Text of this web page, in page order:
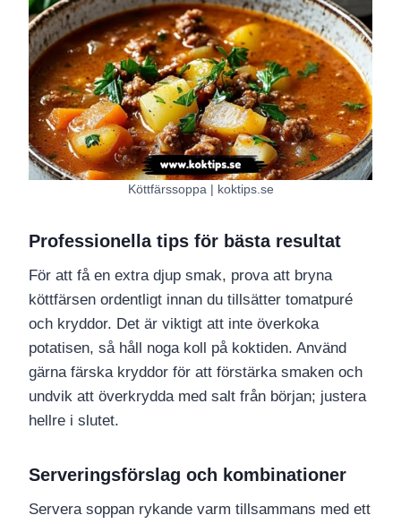
Köttfärssoppa | koktips.se
Professionella tips för bästa resultat
För att få en extra djup smak, prova att bryna
köttfärsen ordentligt innan du tillsätter tomatpuré
och kryddor. Det är viktigt att inte överkoka
potatisen, så håll noga koll på koktiden. Använd
gärna färska kryddor för att förstärka smaken och
undvik att överkrydda med salt från början; justera
hellre i slutet.
Serveringsförslag och kombinationer
Servera soppan rykande varm tillsammans med ett